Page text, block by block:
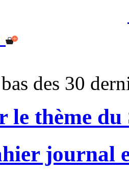
des 30
le thème du
journal